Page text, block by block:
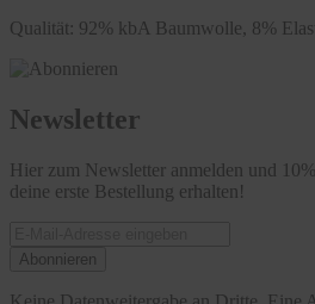
Qualität: 92% kbA Baumwolle, 8%
Newsletter
Hier zum Newsletter anmelden und
deine erste Bestellung erhalten!
Abonnieren